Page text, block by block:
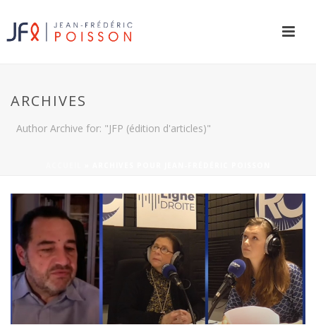
ARCHIVES
Author Archive for: "JFP (édition d'articles)"